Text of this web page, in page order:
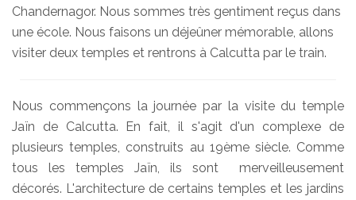
Chandernagor. Nous sommes très gentiment reçus dans
une école. Nous faisons un déjeûner mémorable, allons
visiter deux temples et rentrons à Calcutta par le train.
Nous commençons la journée par la visite du temple
Jaïn de Calcutta. En fait, il s'agit d'un complexe de
plusieurs temples, construits au 19ème siècle. Comme
tous les temples Jaïn, ils sont merveilleusement
décorés. L'architecture de certains temples et les jardins